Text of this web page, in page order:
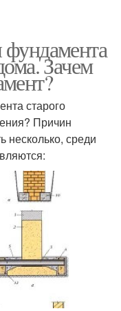
фундамента
Зачем
старого
Причин
несколько, среди